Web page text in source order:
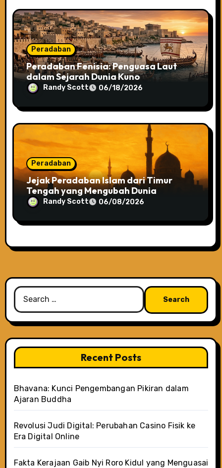
Peradaban
Peradaban Fenisia: Penguasa Laut
dalam Sejarah Dunia Kuno
Randy Scott 06/18/2026
Peradaban
Jejak Peradaban Islam dari Timur
Tengah yang Mengubah Dunia
Randy Scott 06/08/2026
Search
for:
Recent Posts
Bhavana: Kunci Pengembangan Pikiran dalam
Ajaran Buddha
Revolusi Judi Digital: Perubahan Casino Fisik ke
Era Digital Online
Fakta Kerajaan Gaib Nyi Roro Kidul yang Menguasai